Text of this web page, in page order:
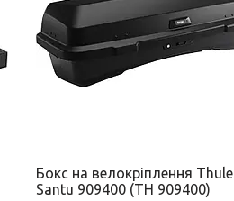
Бокс на велокріплення Thule
Santu 909400 (TH 909400)